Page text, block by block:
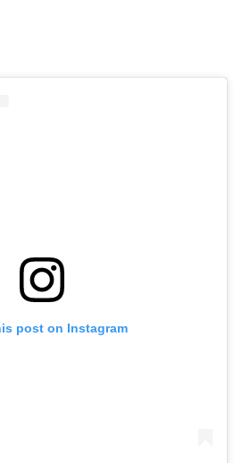
post on Instagram